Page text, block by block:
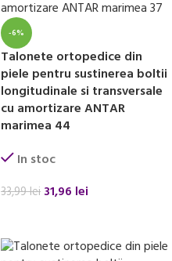
-6%
Talonete ortopedice din
piele pentru sustinerea boltii
longitudinale si transversale
cu amortizare ANTAR
marimea 44
In stoc
33,99lei 31,96 lei